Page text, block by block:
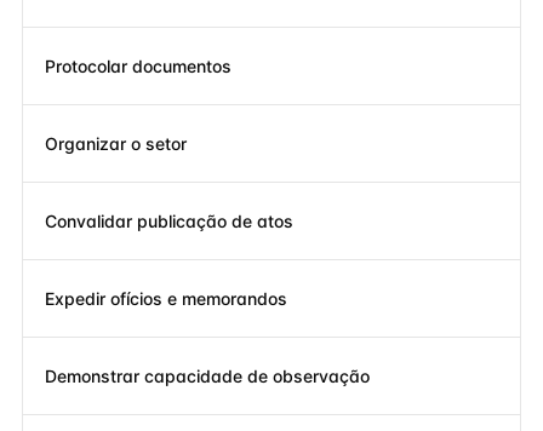
Protocolar documentos
Organizar o setor
Convalidar publicação de atos
Expedir ofícios e memorandos
Demonstrar capacidade de observação